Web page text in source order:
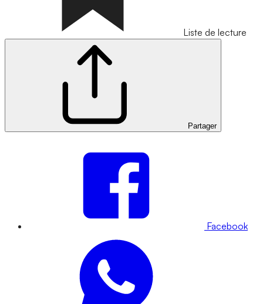
Liste de lecture
Partager
Facebook